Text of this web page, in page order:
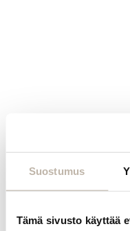
Suostumus
Tämä sivusto käyttää